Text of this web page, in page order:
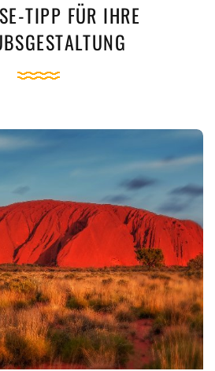
TIPP FÜR IHRE